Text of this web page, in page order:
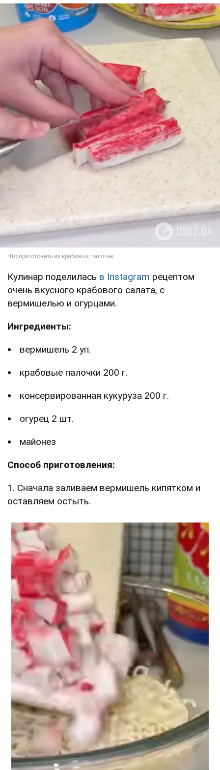
Кулинар поделилась в Instagram рецептом
очень вкусного крабового салата, с
вермишелью и огурцами.
Ингредиенты:
вермишель 2 уп.
крабовые палочки 200 г.
консервированная кукуруза 200 г.
огурец 2 шт.
майонез
Способ приготовления:
1. Сначала заливаем вермишель кипятком и
оставляем остыть.